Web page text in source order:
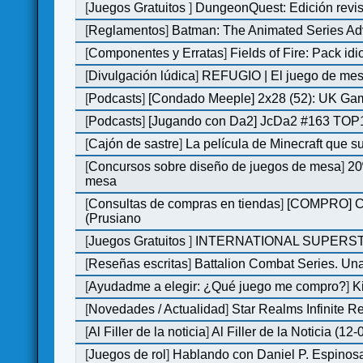
[Juegos Gratuitos] DungeonQuest: Edición
[Reglamentos] Batman: The Animated Series
[Componentes y Erratas] Fields of Fire: Pack
[Divulgación lúdica] REFUGIO | El juego de
[Podcasts] [Condado Meeple] 2x28 (52): UK
[Podcasts] [Jugando con Da2] JcDa2 #163
[Cajón de sastre] La película de Minecraft que
[Concursos sobre diseño de juegos de mesa]
mesa
[Consultas de compras en tiendas] [COMPRO]
(Prusiano
[Juegos Gratuitos]
INTERNATIONAL
[Reseñas escritas] Battalion Combat Series.
[Ayudadme a elegir: ¿Qué juego me compro?]
[Novedades / Actualidad] Star Realms Infinite
[Al Filler de la noticia]Al Filler de la Noticia (12-
[Juegos de rol] Hablando con Daniel P.